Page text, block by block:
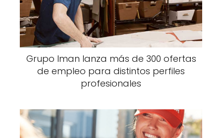
Grupo Iman lanza más de 300 ofertas
de empleo para distintos perfiles
profesionales